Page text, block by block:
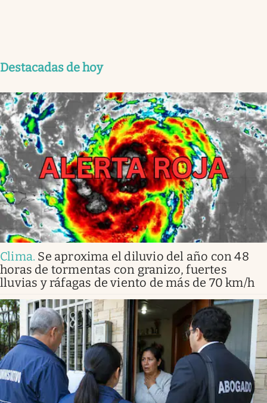
Destacadas de hoy
Clima. Se aproxima el diluvio del año con 48
horas de tormentas con granizo, fuertes
lluvias y ráfagas de viento de más de 70 km/h